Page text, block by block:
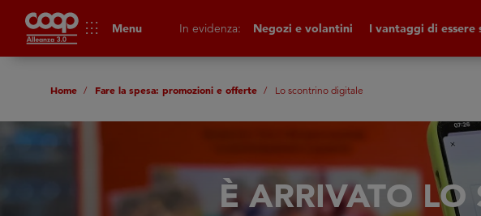
apps Menu In evidenza: Negozi e volantini I vantaggi di essere
Home Fare la spesa: promozioni e offerte Lo scontrino digitale
È ARRIVATO